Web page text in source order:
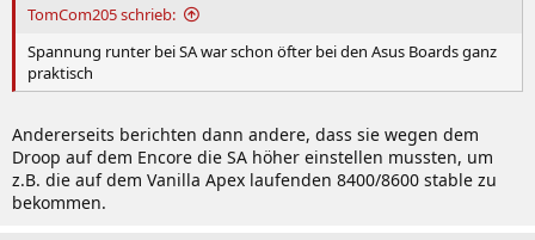
TomCom205 schrieb:
Spannung runter bei SA war schon öfter bei den Asus Boards ganz
praktisch
Andererseits berichten dann andere, dass sie wegen dem
Droop auf dem Encore die SA höher einstellen mussten, um
z.B. die auf dem Vanilla Apex laufenden 8400/8600 stable zu
bekommen.